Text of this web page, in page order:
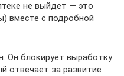
не выйдет — это
вместе с подробной
Он блокирует выработку
отвечает за развитие